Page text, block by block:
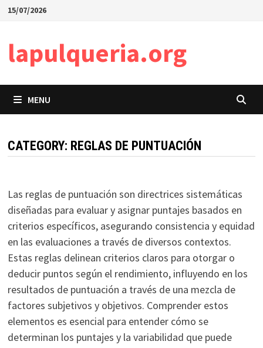
Skip15/07/2026
lapulqueria.org
MENU
CATEGORY: REGLAS DE PUNTUACIÓN
Las reglas de puntuación son directrices sistemáticas
diseñadas para evaluar y asignar puntajes basados en
criterios específicos, asegurando consistencia y equidad
en las evaluaciones a través de diversos contextos.
Estas reglas delinean criterios claros para otorgar o
deducir puntos según el rendimiento, influyendo en los
resultados de puntuación a través de una mezcla de
factores subjetivos y objetivos. Comprender estos
elementos es esencial para entender cómo se
determinan los puntajes y la variabilidad que puede